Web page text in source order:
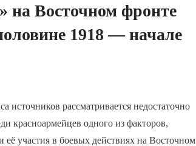
на Восточном фронте
1918 — начале
источников рассматривается недостаточно
красноармейцев одного из факторов,
участия в боевых действиях на Восточном